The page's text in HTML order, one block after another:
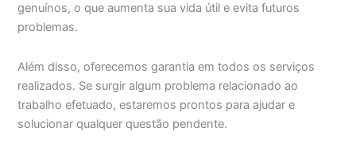
genuínos, o que aumenta sua vida útil e evita futuros
problemas.
Além disso, oferecemos garantia em todos os serviços
realizados. Se surgir algum problema relacionado ao
trabalho efetuado, estaremos prontos para ajudar e
solucionar qualquer questão pendente.